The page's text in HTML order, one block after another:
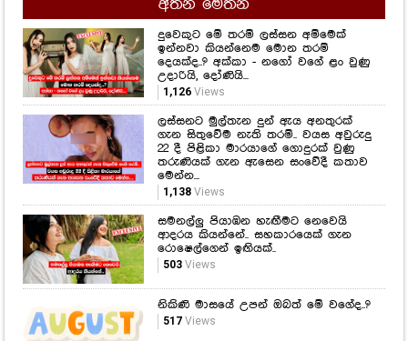
අතන මෙතන
දුවෙකුට මේ තරම් ලස්සන අම්මෙක්
ඉන්නවා කියන්නෙම මොන තරම්
දෙයක්ද..? අක්කා - නගෝ වගේ ළං වුණු
උදාරියි, දෝණියි...
1,126Views
ලස්සනට මුල්තැන දුන් ඇය අනතුරක්
ගැන සිතුවේම නැති තරම්.. වයස අවුරුදු
22 දී පිළිකා මාරයාගේ ගොදුරක් වුණු
තරුණියක් ගැන ඇසෙන සංවේදී කතාව
මෙන්න...
1,138Views
සමනල්ලු පියාඹන හැඟීමට නෙවෙයි
ආදරය කියන්නේ.. සහකාරයෙක් ගැන
රොෂෙල්ගෙන් ඉඟියක්..
503Views
නිකිණි මාසයේ උපන් ඔබත් මේ වගේද..?
517Views